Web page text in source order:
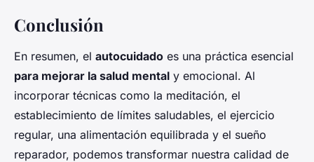
Conclusión
En resumen, el autocuidado es una práctica esencial
para mejorar la salud mental y emocional. Al
incorporar técnicas como la meditación, el
establecimiento de límites saludables, el ejercicio
regular, una alimentación equilibrada y el sueño
reparador, podemos transformar nuestra calidad de